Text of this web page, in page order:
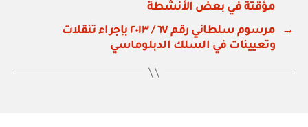
مؤقتة في بعض الأنشطة
→
مرسوم سلطاني رقم ٦٧ / ٢٠١٣ بإجراء تنقلات
وتعيينات في السلك الدبلوماسي